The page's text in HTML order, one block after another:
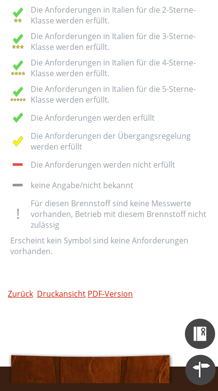
Themen
Portale
Die Anforderungen in Italien für die 2-Sterne-
Klasse werden erfüllt.
Die Anforderungen in Italien für die 3-Sterne-
Klasse werden erfüllt.
Die Anforderungen in Italien für die 4-Sterne-
Klasse werden erfüllt.
Die Anforderungen in Italien für die 5-Sterne-
Klasse werden erfüllt.
Die Anforderungen werden erfüllt
Die Anforderungen der Übergangsregelung
werden erfüllt
Die Anforderungen werden nicht erfüllt
keine Angabe/nicht bekannt
Für diesen Brennstoff sind keine Messwerte
vorhanden, Betrieb mit diesem Brennstoff nicht
zulässig
Erscheint kein Symbol sind keine Anforderungen
vorhanden.
Zurück Druckansicht PDF-Version